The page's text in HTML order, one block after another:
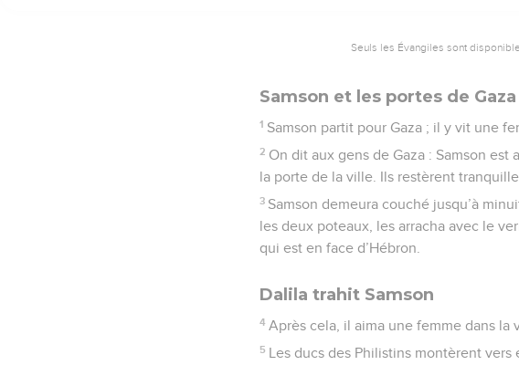
Seuls les Évangiles sont
Samson et les portes de Gaza
1 Samson partit pour Gaza ; il y vit une
2 On dit aux gens de Gaza : Samson
la porte de la ville. Ils restèrent
3 Samson demeura couché jusqu’à
les deux poteaux, les arracha avec le
qui est en face d’Hébron.
Dalila trahit Samson
4 Après cela, il aima une femme dans la
5 Les ducs des Philistins montèrent